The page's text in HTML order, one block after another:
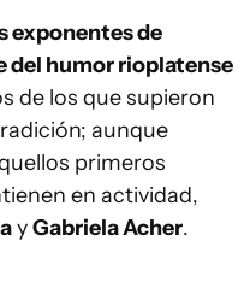
exponentes de
del humor rioplatense
de los que supieron
aunque
primeros
en actividad,
yGabriela Acher.